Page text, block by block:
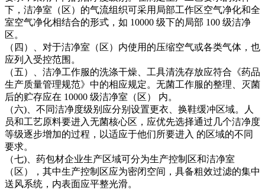
下，洁净室（区）的气流组织可采用局部工作区空气净化和全
室空气净化相结合的形式，如 10000 级下的局部 100 级洁净
区。
（四）、对于洁净室（区）内使用的压缩空气或各类气体，也
应列入受控范围。
（五）、洁净工作服的洗涤干燥、工具清洗存放应符合《药品
生产质量管理规范》中的相应规定。无菌工作服的整理、灭菌
后的贮存应在 10000 级洁净室（区） 内。
（六)、不同洁净度级别应分别设置更衣、换鞋缓冲区域。人
员和工艺原料要进入无菌核心区，应优先选择通过几个洁净度
等级逐步增加的过程，以适应于他们所要进入 的区域的不同
要求。
（七)、药包材企业生产区域可分为生产控制区和洁净室
（区），其中生产控制区应为密闭空间，具备粗效过滤的集中
送风系统，内表面应平整光滑。